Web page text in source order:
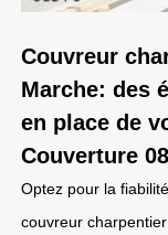
Couvreur
Marche: des
en place de
Couverture 08
Optez pour la
couvreur